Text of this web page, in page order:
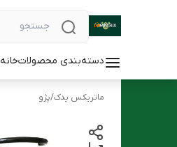
دسته‌بندی محصولاتخانه
ماتریکس یدک/پژو